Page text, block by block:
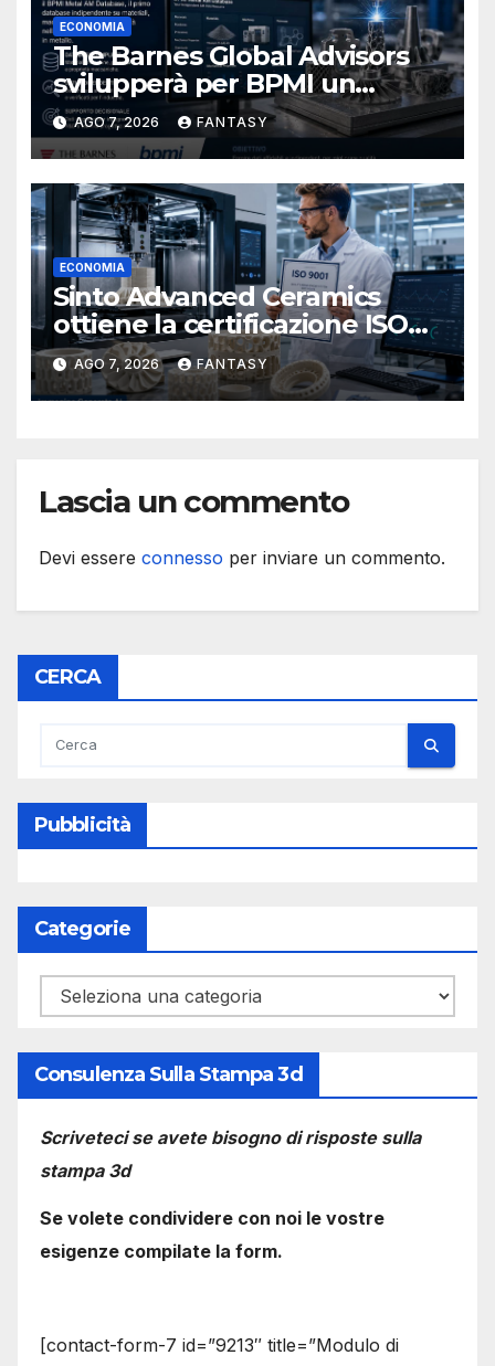
ECONOMIA
The Barnes Global Advisors
svilupperà per BPMI un
database per la stampa 3D
metallica destinata alla filiera
navale statunitense
AGO 7, 2026 FANTASY
ECONOMIA
Sinto Advanced Ceramics
ottiene la certificazione ISO
9001 per la stampa 3D di
ceramiche tecniche
AGO 7, 2026 FANTASY
Lascia un commento
Devi essere connesso per inviare un commento.
CERCA
Pubblicità
Categorie
Categorie
Consulenza Sulla Stampa 3d
Scriveteci se avete bisogno di risposte sulla
stampa 3d
Se volete condividere con noi le vostre
esigenze compilate la form.
[contact-form-7 id=”9213″ title=”Modulo di